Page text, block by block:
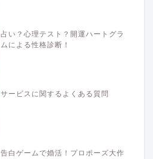
占い？心理テスト？開運ハートグラ
ムによる性格診断！
サービスに関するよくある質問
告白ゲームで婚活！プロポーズ大作